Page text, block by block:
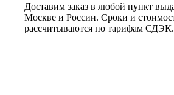
Доставим заказ в любой пункт
Москве и России. Сроки и
рассчитываются по тарифам СДЭК.